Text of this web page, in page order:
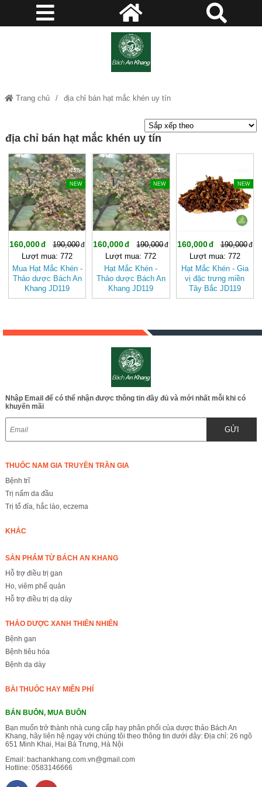
Trang chủ địa chỉ bán hạt mắc khén uy tín
địa chỉ bán hạt mắc khén uy tín
-15%
NEW
160,000
190,000
Lượt mua: 772
Mua Hạt Mắc Khén -
Thảo dược Bách An
Khang JD119
hatmackhen v2
-15%
NEW
160,000
190,000
Lượt mua: 772
Hạt Mắc Khén -
Thảo dược Bách An
Khang JD119
hatmackhen
NEW
160,000
190,000
Lượt mua: 772
Hạt Mắc Khén - Gia
vị đặc trưng miền
Tây Bắc JD119
hatmackhen
Nhập Email để có thể nhận được thông tin đầy đủ và mới nhất mỗi khi có
khuyến mãi
GỬI
THUỐC NAM GIA TRUYỀN TRẦN GIA
Bệnh trĩ
Trị nấm da đầu
Trị tổ đỉa, hắc lào, eczema
KHÁC
SẢN PHẨM TỪ BÁCH AN KHANG
Hỗ trợ điều trị gan
Ho, viêm phế quản
Hỗ trợ điều trị dạ dày
THẢO DƯỢC XANH THIÊN NHIÊN
Bệnh gan
Bệnh tiêu hóa
Bệnh dạ dày
BÀI THUỐC HAY MIỄN PHÍ
BÁN BUÔN, MUA BUÔN
Bạn muốn trở thành nhà cung cấp hay phân phối của dược thảo Bách An
Khang, hãy liên hệ ngay với chúng tôi theo thông tin dưới đây: Địa chỉ: 26 ngõ
651 Minh Khai, Hai Bà Trưng, Hà Nội
Email: bachankhang.com.vn@gmail.com
Hotline: 0583146666